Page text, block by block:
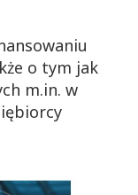
o tym jak
m.in. w